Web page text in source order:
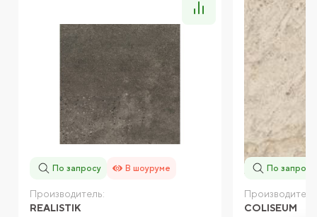
По запросу В шоуруме
Производитель:
REALISTIK
По запросу
COLISEUM